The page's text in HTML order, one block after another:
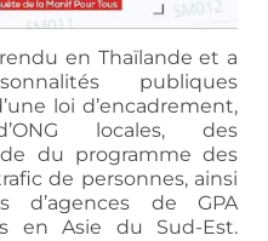
en Thaïlande et a
publiques
loi d’encadrement,
locales, des
du programme des
de personnes, ainsi
d’agences de GPA
en Asie du Sud-Est.